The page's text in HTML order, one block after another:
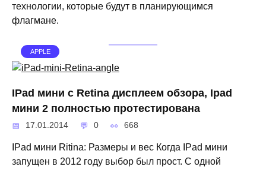
технологии, которые будут в планирующимся
флагмане.
APPLE
IPad мини с Retina дисплеем обзора, Ipad
мини 2 полностью протестирована
17.01.2014 0 668
IPad мини Ritina: Размеры и вес Когда IPad мини
запущен в 2012 году выбор был прост. С одной